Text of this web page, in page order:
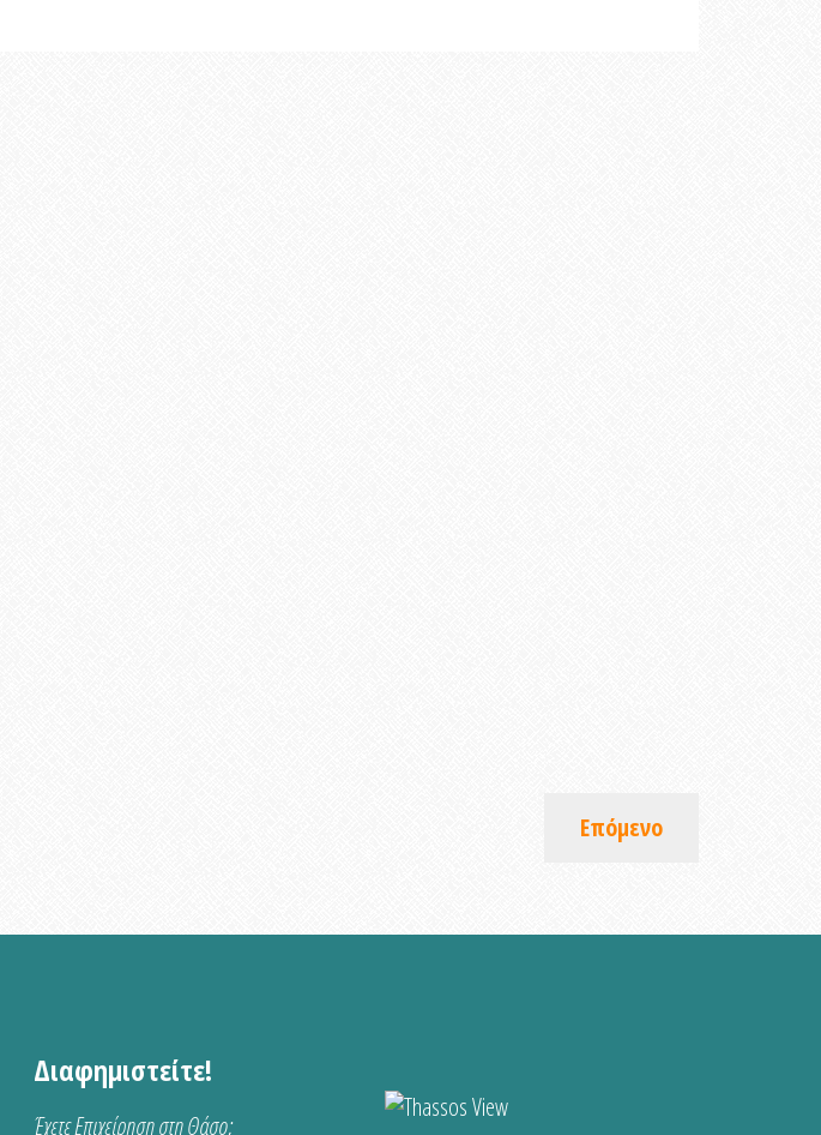
Επόμενο
Διαφημιστείτε!
Έχετε Επιχείρηση στη Θάσο;